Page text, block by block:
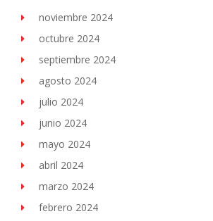
noviembre 2024
octubre 2024
septiembre 2024
agosto 2024
julio 2024
junio 2024
mayo 2024
abril 2024
marzo 2024
febrero 2024